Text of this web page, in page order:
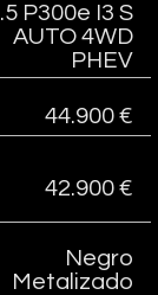
P300e I3 S
AUTO 4WD
PHEV
44.900 €
42.900 €
Negro
Metalizado